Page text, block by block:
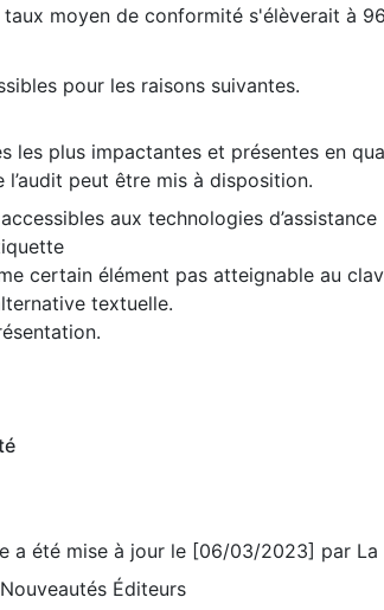
moyen de conformité s'élèverait à
pour les raisons suivantes.
les plus impactantes et présentes en
l’audit peut être mis à disposition.
aux technologies d’assistance
certain élément pas atteignable au
textuelle.
a été mise à jour le [06/03/2023] par La
Éditeurs